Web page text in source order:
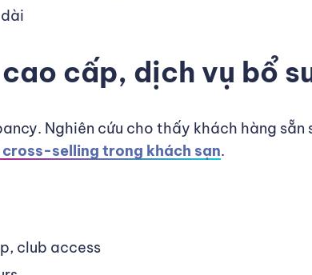
cấp, dịch vụ bổ
Nghiên cứu cho thấy khách hàng sẵn
selling trong khách sạn.
club access